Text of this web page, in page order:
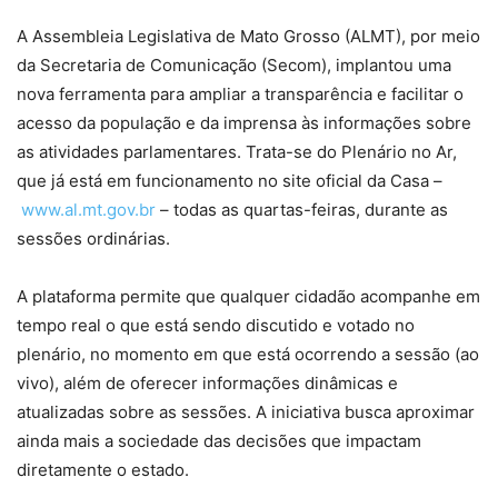
A Assembleia Legislativa de Mato Grosso (ALMT), por meio
da Secretaria de Comunicação (Secom), implantou uma
nova ferramenta para ampliar a transparência e facilitar o
acesso da população e da imprensa às informações sobre
as atividades parlamentares. Trata-se do Plenário no Ar,
que já está em funcionamento no site oficial da Casa –
www.al.mt.gov.br – todas as quartas-feiras, durante as
sessões ordinárias.
A plataforma permite que qualquer cidadão acompanhe em
tempo real o que está sendo discutido e votado no
plenário, no momento em que está ocorrendo a sessão (ao
vivo), além de oferecer informações dinâmicas e
atualizadas sobre as sessões. A iniciativa busca aproximar
ainda mais a sociedade das decisões que impactam
diretamente o estado.